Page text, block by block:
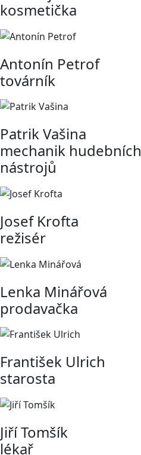
kosmetička
Antonín Petrof
továrník
Patrik Vašina
mechanik hudebních
nástrojů
Josef Krofta
režisér
Lenka Minářová
prodavačka
František Ulrich
starosta
Jiří Tomšík
lékař